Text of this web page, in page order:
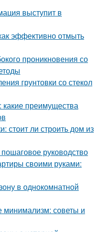
выступит в
эффективно отмыть
проникновения со
грунтовки со стекол
преимущества
стоит ли строить дом из
руководство
своими руками:
в однокомнатной
минимализм: советы и